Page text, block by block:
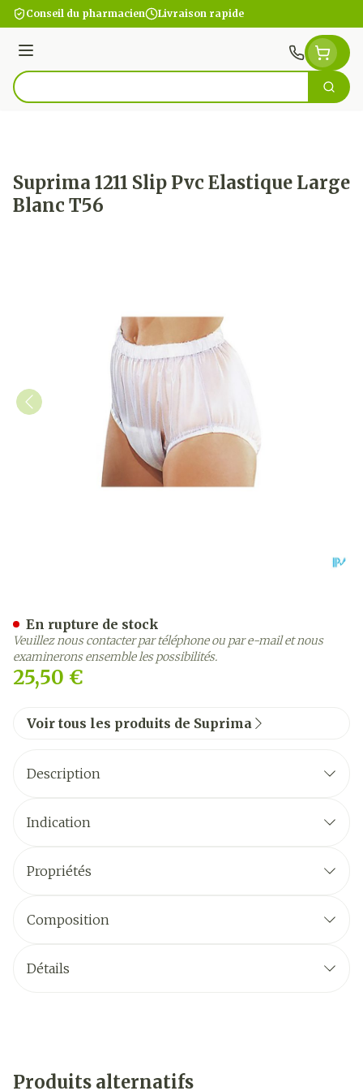
Aller au contenu
Conseil du pharmacien Livraison rapide
Menu
Rechercher
Suprima 1211 Slip Pvc Elastique Large
Blanc T56
25,50 €
En rupture de stock
Veuillez nous contacter par téléphone ou par e-mail et nous
examinerons ensemble les possibilités.
Voir tous les produits de Suprima
Description
Indication
Propriétés
Composition
Détails
Produits alternatifs